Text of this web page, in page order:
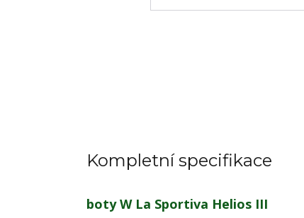
Kompletní specifikace
boty W La Sportiva Helios III